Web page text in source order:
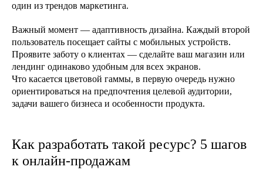
один из трендов маркетинга.
Важный момент — адаптивность дизайна. Каждый второй
пользователь посещает сайты с мобильных устройств.
Проявите заботу о клиентах — сделайте ваш магазин или
лендинг одинаково удобным для всех экранов.
Что касается цветовой гаммы, в первую очередь нужно
ориентироваться на предпочтения целевой аудитории,
задачи вашего бизнеса и особенности продукта.
Как разработать такой ресурс? 5 шагов
к онлайн-продажам